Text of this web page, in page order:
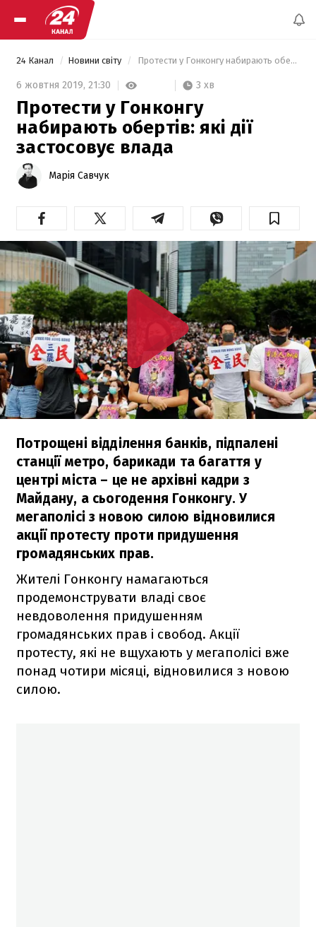
24 Канал Новини світу Протести у Гонконгу набирають обертів: які дії застосовує влада
6 жовтня 2019, 21:30 3 хв
Протести у Гонконгу
набирають обертів: які дії
застосовує влада
Марія Савчук
Потрощені відділення банків, підпалені
станції метро, барикади та багаття у
центрі міста – це не архівні кадри з
Майдану, а сьогодення Гонконгу. У
мегаполісі з новою силою відновилися
акції протесту проти придушення
громадянських прав.
Жителі Гонконгу намагаються
продемонструвати владі своє
невдоволення придушенням
громадянських прав і свобод. Акції
протесту, які не вщухають у мегаполісі вже
понад чотири місяці, відновилися з новою
силою.